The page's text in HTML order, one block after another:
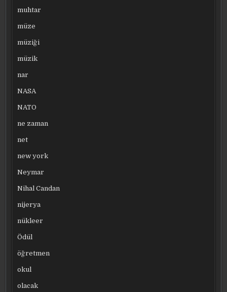
muhtar
müze
müziği
müzik
nar
NASA
NATO
ne zaman
net
new york
Neymar
Nihal Candan
nijerya
nükleer
Ödül
öğretmen
okul
olacak